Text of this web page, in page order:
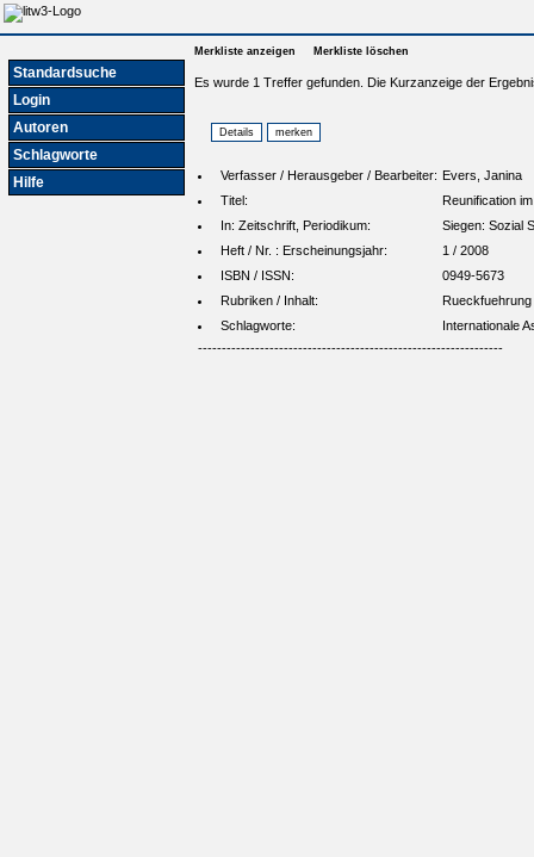
Standardsuche
Login
Autoren
Schlagworte
Hilfe
Merkliste anzeigen Merkliste löschen
Es wurde 1 Treffer gefunden. Die Kurzanzeige der
Verfasser / Herausgeber / Bearbeiter: Evers, Janina
Titel:
Reunification
In: Zeitschrift, Periodikum:
Siegen: Sozial
Heft / Nr. : Erscheinungsjahr:
1 / 2008
ISBN / ISSN:
0949-5673
Rubriken / Inhalt:
Rueckfuehrung
Schlagworte:
Internationale
----------------------------------------------------------------